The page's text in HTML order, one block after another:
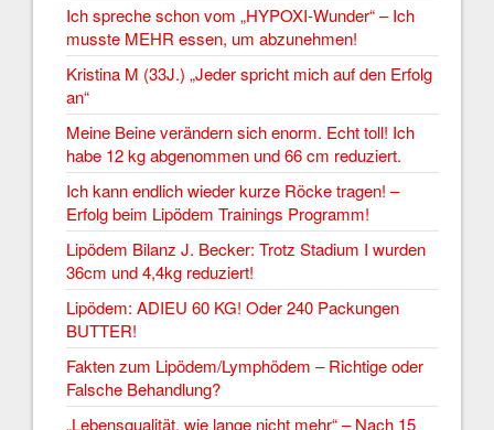
Ich spreche schon vom „HYPOXI-Wunder“ – Ich
musste MEHR essen, um abzunehmen!
Kristina M (33J.) „Jeder spricht mich auf den Erfolg
an“
Meine Beine verändern sich enorm. Echt toll! Ich
habe 12 kg abgenommen und 66 cm reduziert.
Ich kann endlich wieder kurze Röcke tragen! –
Erfolg beim Lipödem Trainings Programm!
Lipödem Bilanz J. Becker: Trotz Stadium I wurden
36cm und 4,4kg reduziert!
Lipödem: ADIEU 60 KG! Oder 240 Packungen
BUTTER!
Fakten zum Lipödem/Lymphödem – Richtige oder
Falsche Behandlung?
„Lebensqualität, wie lange nicht mehr“ – Nach 15